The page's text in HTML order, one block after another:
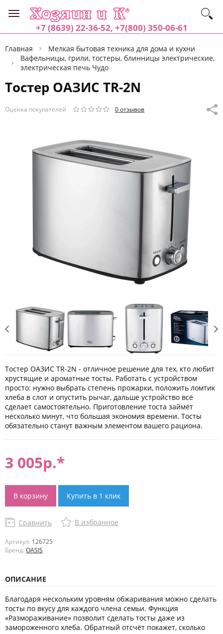
+7 (8639) 22-36-52, +7(800) 350-06-61
Главная
Мелкая бытовая техника для дома и кухни
Вафельницы, грили, тостеры, блинницы электрические,
электрическая печь Чудо
Тостер ОАЗИС TR-2N
Оценка покупателей 0 отзывов
Тостер ОАЗИС TR-2N - отличное решение для тех, кто любит
хрустящие и ароматные тосты. Работать с устройством
просто: нужно выбрать степень прожарки, положить ломтик
хлеба в слот и опустить рычаг, дальше устройство всё
сделает самостоятельно. Приготовление тоста займёт
несколько минут, что большая экономия времени. Тосты
обязательно станут важным элементом вашего рациона.
3 005р.*
В корзину Купить в 1 клик
Сравнить В избранное
Артикул: 126725
Бренд: OASIS
ОПИСАНИЕ
Благодаря нескольким уровням обжаривания можно сделать
тосты по вкусу для каждого члена семьи. Функция
«Размораживание» позволит сделать тосты даже из
замороженного хлеба. Обратный отсчёт покажет, сколько